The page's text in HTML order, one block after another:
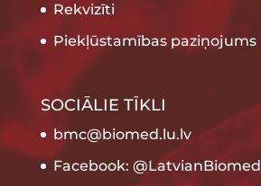
Rekvizīti
Piekļūstamības paziņojums
SOCIĀLIE TĪKLI
bmc@biomed.lu.lv
Facebook: